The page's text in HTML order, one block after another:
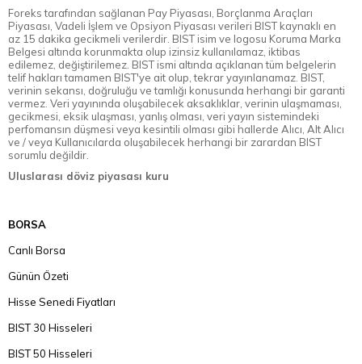
Foreks tarafından sağlanan Pay Piyasası, Borçlanma Araçları
Piyasası, Vadeli İşlem ve Opsiyon Piyasası verileri BIST kaynaklı en
az 15 dakika gecikmeli verilerdir. BIST isim ve logosu Koruma Marka
Belgesi altında korunmakta olup izinsiz kullanılamaz, iktibas
edilemez, değiştirilemez. BIST ismi altında açıklanan tüm belgelerin
telif hakları tamamen BIST'ye ait olup, tekrar yayınlanamaz. BIST,
verinin sekansı, doğruluğu ve tamlığı konusunda herhangi bir garanti
vermez. Veri yayınında oluşabilecek aksaklıklar, verinin ulaşmaması,
gecikmesi, eksik ulaşması, yanlış olması, veri yayın sistemindeki
perfomansın düşmesi veya kesintili olması gibi hallerde Alıcı, Alt Alıcı
ve / veya Kullanıcılarda oluşabilecek herhangi bir zarardan BIST
sorumlu değildir.
Uluslarası döviz piyasası kuru
BORSA
Canlı Borsa
Günün Özeti
Hisse Senedi Fiyatları
BIST 30 Hisseleri
BIST 50 Hisseleri